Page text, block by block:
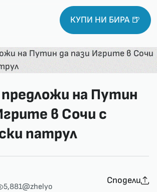
КУПИ НИ БИРА 🍺
на Путин
в Сочи с
патрул
5,881@zhelyo
Сподели